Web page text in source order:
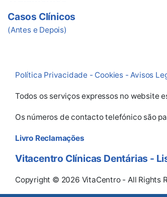
Casos Clínicos
(Antes e Depois)
Política Privacidade - Cookies - Avisos
Todos os serviços expressos no website
Os números de contacto telefónico são
Livro Reclamações
Vitacentro Clínicas Dentárias -
Copyright © 2026 VitaCentro - All Rights